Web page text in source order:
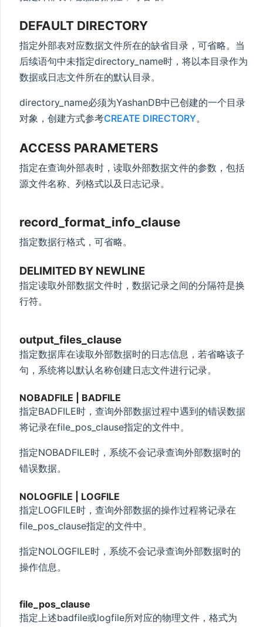
DEFAULT DIRECTORY
指定外部表对应数据文件所在的缺省目录，可省略。当
后续语句中未指定directory_name时，将以本目录作为
数据或日志文件所在的默认目录。
directory_name必须为YashanDB中已创建的一个目录
对象，创建方式参考CREATE DIRECTORY。
ACCESS PARAMETERS
指定在查询外部表时，读取外部数据文件的参数，包括
源文件名称、列格式以及日志记录。
record_format_info_clause
指定数据行格式，可省略。
DELIMITED BY NEWLINE
指定读取外部数据文件时，数据记录之间的分隔符是换
行符。
output_files_clause
指定数据库在读取外部数据时的日志信息，若省略该子
句，系统将以默认名称创建日志文件进行记录。
NOBADFILE | BADFILE
指定BADFILE时，查询外部数据过程中遇到的错误数据
将记录在file_pos_clause指定的文件中。
指定NOBADFILE时，系统不会记录查询外部数据时的
错误数据。
NOLOGFILE | LOGFILE
指定LOGFILE时，查询外部数据的操作过程将记录在
file_pos_clause指定的文件中。
指定NOLOGFILE时，系统不会记录查询外部数据时的
操作信息。
file_pos_clause
指定上述badfile或logfile所对应的物理文件，格式为